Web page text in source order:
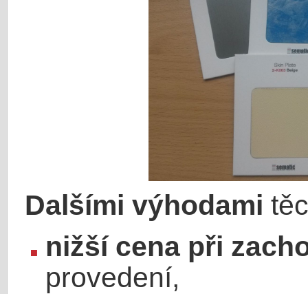
Dalšími výhodami
nižší cena při
provedení,